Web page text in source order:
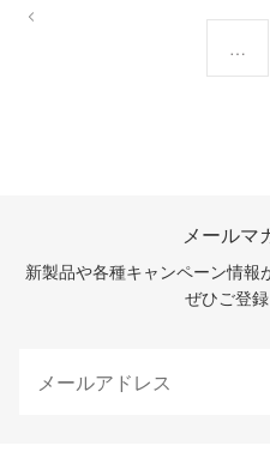
…
メールマ
新製品や各種キャンペーン情報
ぜひご登録